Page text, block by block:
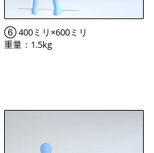
⑥ 400ミリ×600ミリ
重量：1.5kg